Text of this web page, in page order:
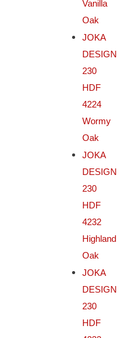
Vanilla
Oak
JOKA
DESIGN
230
HDF
4224
Wormy
Oak
JOKA
DESIGN
230
HDF
4232
Highland
Oak
JOKA
DESIGN
230
HDF